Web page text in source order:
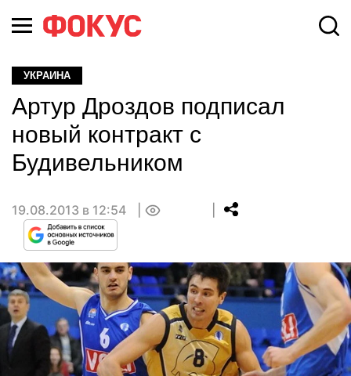
УКРАИНА
Артур Дроздов подписал
новый контракт с
Будивельником
19.08.2013 в 12:54